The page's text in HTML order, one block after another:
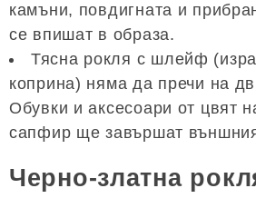
камъни, повдигната и
се впишат в образа.
Тясна рокля с шлейф
коприна) няма да пречи на
Обувки и аксесоари от цвят
сапфир ще завършат
Черно-златна